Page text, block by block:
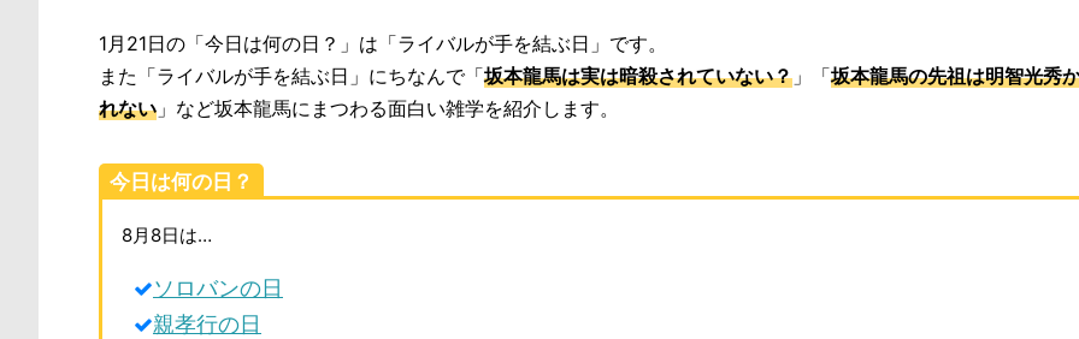
1月21日の「今日は何の日？」は「ライバルが手を結ぶ日」です。
また「ライバルが手を結ぶ日」にちなんで「坂本龍馬は実は暗殺されていない？ 」「坂本龍馬の先祖は明智光秀
れない 」など坂本龍馬にまつわる面白い雑学を紹介します。
今日は何の日？
8月8日は…
ソロバンの日
親孝行の日